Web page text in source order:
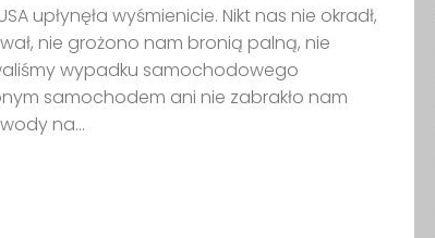
upłynęła wyśmienicie. Nikt nas nie okradł,
nie grożono nam bronią palną, nie
wypadku samochodowego
samochodem ani nie zabrakło nam
na...